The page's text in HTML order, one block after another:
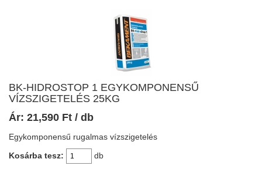
BK-HIDROSTOP 1 EGYKOMPONENSŰ
VÍZSZIGETELÉS 25KG
Ár: 21,590 Ft / db
Egykomponensű rugalmas vízszigetelés
Kosárba tesz:
db